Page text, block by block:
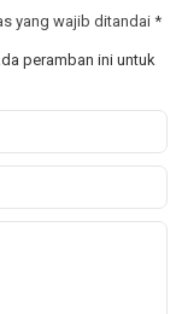
yang wajib ditandai *
peramban ini untuk